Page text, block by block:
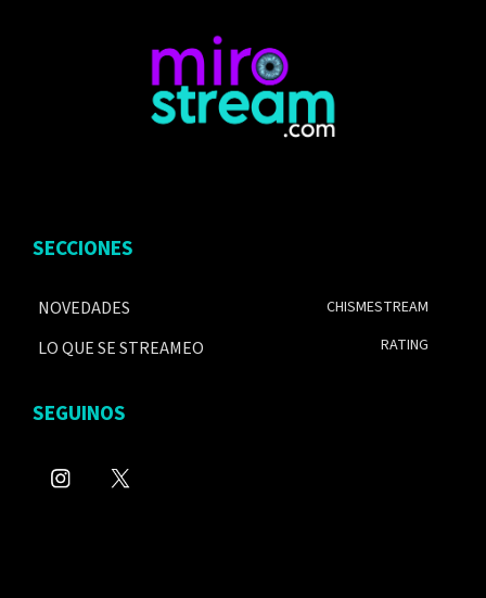
SECCIONES
NOVEDADES
LO QUE SE STREAMEO
CHISMESTREAM
RATING
SEGUINOS